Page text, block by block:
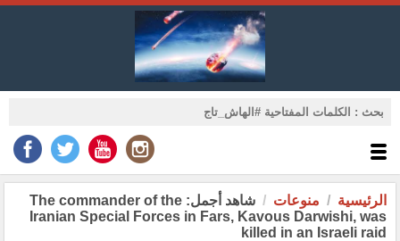
الرئيسية منوعات
شاهد أجمل: The commander of the
Iranian Special Forces in Fars, Kavous Darwishi, was
killed in an Israeli raid